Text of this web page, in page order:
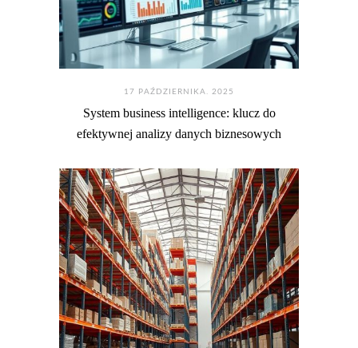
17 PAŹDZIERNIKA. 2025
System business intelligence: klucz do
efektywnej analizy danych biznesowych